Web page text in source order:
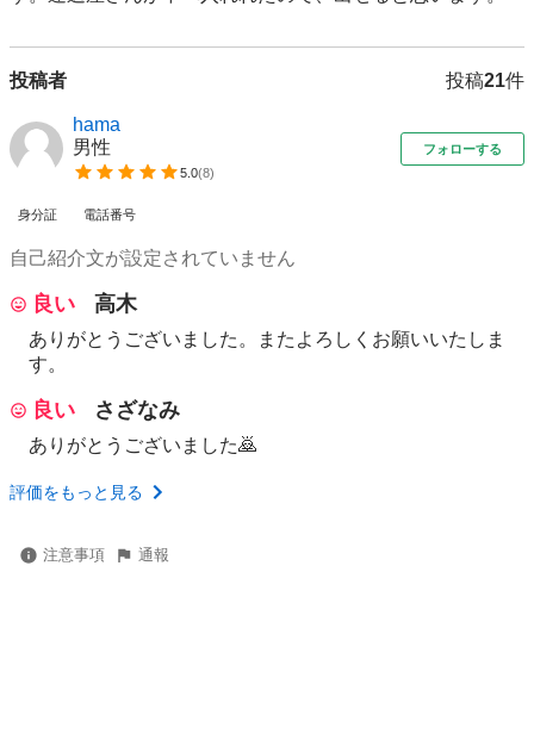
投稿者 投稿21件
hama
男性
5.0(8)
フォローする
身分証 電話番号
自己紹介文が設定されていません
良い 高木
ありがとうございました。またよろしくお願いいたしま
す。
良い さざなみ
ありがとうございました🙇
評価をもっと見る
注意事項 通報